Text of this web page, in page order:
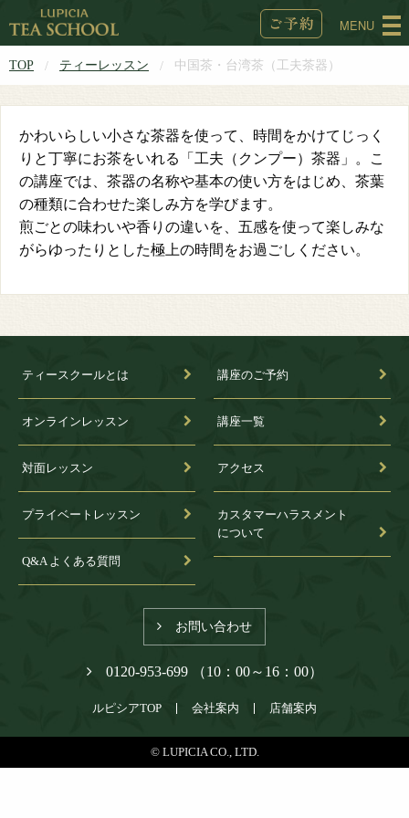
MENU
TOP ティーレッスン 中国茶・台湾茶（工夫茶器）
かわいらしい小さな茶器を使って、時間をかけてじっく
りと丁寧にお茶をいれる「工夫（クンプー）茶器」。こ
の講座では、茶器の名称や基本の使い方をはじめ、茶葉
の種類に合わせた楽しみ方を学びます。
煎ごとの味わいや香りの違いを、五感を使って楽しみな
がらゆったりとした極上の時間をお過ごしください。
ティースクールとは
オンラインレッスン
対面レッスン
プライベートレッスン
Q&A よくある質問
講座のご予約
講座一覧
アクセス
カスタマーハラスメント
について
お問い合わせ
0120-953-699 （10：00～16：00）
ルピシアTOP 会社案内 店舗案内
© LUPICIA CO., LTD.